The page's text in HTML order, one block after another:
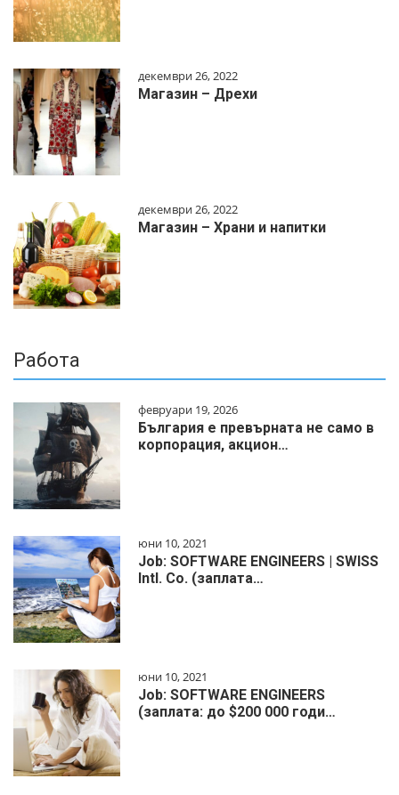
декември 26, 2022
Магазин – Дрехи
декември 26, 2022
Магазин – Храни и напитки
Работа
февруари 19, 2026
България е превърната не само в
корпорация, акцион…
юни 10, 2021
Job: SOFTWARE ENGINEERS | SWISS
Intl. Co. (заплата…
юни 10, 2021
Job: SOFTWARE ENGINEERS
(заплата: до $200 000 годи…